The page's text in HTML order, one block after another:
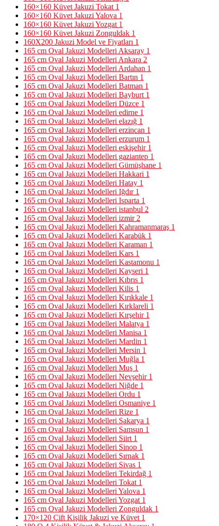
160×160 Küvet Jakuzi Tokat 1
160×160 Küvet Jakuzi Yalova 1
160×160 Küvet Jakuzi Yozgat 1
160×160 Küvet Jakuzi Zonguldak 1
160X200 Jakuzi Model ve Fiyatları 1
165 cm Oval Jakuzi Modelleri Aksaray 1
165 cm Oval Jakuzi Modelleri Ankara 2
165 cm Oval Jakuzi Modelleri Ardahan 1
165 cm Oval Jakuzi Modelleri Bartın 1
165 cm Oval Jakuzi Modelleri Batman 1
165 cm Oval Jakuzi Modelleri Bayburt 1
165 cm Oval Jakuzi Modelleri Düzce 1
165 cm Oval Jakuzi Modelleri edirne 1
165 cm Oval Jakuzi Modelleri elazığ 1
165 cm Oval Jakuzi Modelleri erzincan 1
165 cm Oval Jakuzi Modelleri erzurum 1
165 cm Oval Jakuzi Modelleri eskişehir 1
165 cm Oval Jakuzi Modelleri gaziantep 1
165 cm Oval Jakuzi Modelleri Gümüşhane 1
165 cm Oval Jakuzi Modelleri Hakkari 1
165 cm Oval Jakuzi Modelleri Hatay 1
165 cm Oval Jakuzi Modelleri Iğdır 1
165 cm Oval Jakuzi Modelleri Isparta 1
165 cm Oval Jakuzi Modelleri istanbul 2
165 cm Oval Jakuzi Modelleri izmir 2
165 cm Oval Jakuzi Modelleri Kahramanmaraş 1
165 cm Oval Jakuzi Modelleri Karabük 1
165 cm Oval Jakuzi Modelleri Karaman 1
165 cm Oval Jakuzi Modelleri Kars 1
165 cm Oval Jakuzi Modelleri Kastamonu 1
165 cm Oval Jakuzi Modelleri Kayseri 1
165 cm Oval Jakuzi Modelleri Kıbrıs 1
165 cm Oval Jakuzi Modelleri Kilis 1
165 cm Oval Jakuzi Modelleri Kırıkkale 1
165 cm Oval Jakuzi Modelleri Kırklareli 1
165 cm Oval Jakuzi Modelleri Kırşehir 1
165 cm Oval Jakuzi Modelleri Malatya 1
165 cm Oval Jakuzi Modelleri Manisa 1
165 cm Oval Jakuzi Modelleri Mardin 1
165 cm Oval Jakuzi Modelleri Mersin 1
165 cm Oval Jakuzi Modelleri Muğla 1
165 cm Oval Jakuzi Modelleri Muş 1
165 cm Oval Jakuzi Modelleri Nevşehir 1
165 cm Oval Jakuzi Modelleri Niğde 1
165 cm Oval Jakuzi Modelleri Ordu 1
165 cm Oval Jakuzi Modelleri Osmaniye 1
165 cm Oval Jakuzi Modelleri Rize 1
165 cm Oval Jakuzi Modelleri Sakarya 1
165 cm Oval Jakuzi Modelleri Samsun 1
165 cm Oval Jakuzi Modelleri Siirt 1
165 cm Oval Jakuzi Modelleri Sinop 1
165 cm Oval Jakuzi Modelleri Şırnak 1
165 cm Oval Jakuzi Modelleri Sivas 1
165 cm Oval Jakuzi Modelleri Tekirdağ 1
165 cm Oval Jakuzi Modelleri Tokat 1
165 cm Oval Jakuzi Modelleri Yalova 1
165 cm Oval Jakuzi Modelleri Yozgat 1
165 cm Oval Jakuzi Modelleri Zonguldak 1
170×120 Çift Kişilik Jakuzi ve Küvet 1